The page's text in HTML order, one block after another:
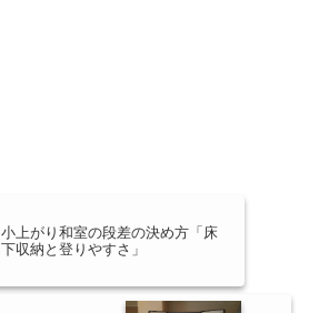
小上がり和室の段差の決め方「床
下収納と登りやすさ」